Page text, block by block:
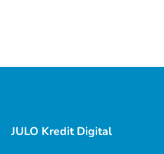
JULO Kredit Digital